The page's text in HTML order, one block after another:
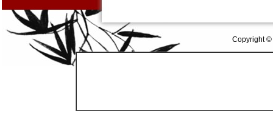
Copyright ©